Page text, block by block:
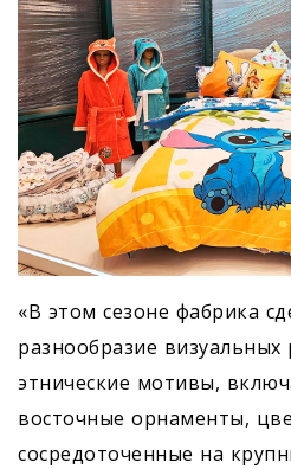
«В этом сезоне фабрика
разнообразие
этнические мотивы,
восточные орнаменты,
сосредоточенные на